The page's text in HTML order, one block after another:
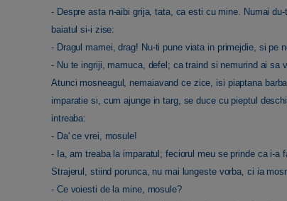
- Despre asta n-aibi grija, tata, ca esti cu mine. Numai
baiatul si-i zise:
- Dragul mamei, drag! Nu-ti pune viata in primejdie, si
- Nu te ingriji, mamuca, defel; ca traind si nemurind ai sa
Atunci mosneagul, nemaiavand ce zice, isi piaptana
imparatie si, cum ajunge in targ, se duce cu pieptul
intreaba:
- Da' ce vrei, mosule!
- Ia, am treaba la imparatul; feciorul meu se prinde ca i-a
Strajerul, stiind porunca, nu mai lungeste vorba, ci ia
- Ce voiesti de la mine, mosule?